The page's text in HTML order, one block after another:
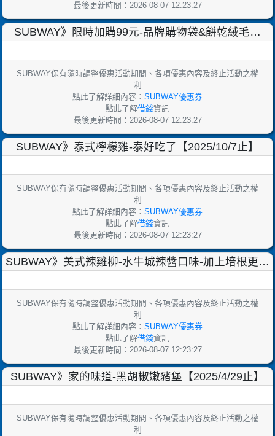
最後更新時間：2026-08-07 12:23:27
SUBWAY》限時加購99元-品牌購物袋&餅乾絨毛包
SUBWAY保有隨時調整優惠活動期間、各項優惠內容及終止活動之權
利
點此了解詳細內容： SUBWAY優惠券
點此了解借錢資訊
最後更新時間：2026-08-07 12:23:27
SUBWAY》泰式檸檬雞-泰好吃了【2025/10/7止】
SUBWAY保有隨時調整優惠活動期間、各項優惠內容及終止活動之權
利
點此了解詳細內容： SUBWAY優惠券
點此了解借錢資訊
最後更新時間：2026-08-07 12:23:27
SUBWAY》美式辣雞柳-水牛城辣醬口味-加上培根更爆
SUBWAY保有隨時調整優惠活動期間、各項優惠內容及終止活動之權
利
點此了解詳細內容： SUBWAY優惠券
點此了解借錢資訊
最後更新時間：2026-08-07 12:23:27
SUBWAY》家的味道-黑胡椒嫩豬堡【2025/4/29止】
SUBWAY保有隨時調整優惠活動期間、各項優惠內容及終止活動之權
利